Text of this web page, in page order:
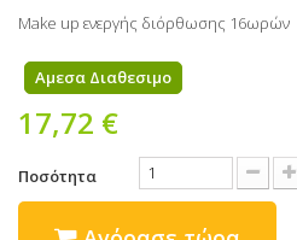
Make up ενεργής διόρθωσης 16ωρών
Αμεσα Διαθεσιμο
17,72 €
Ποσότητα